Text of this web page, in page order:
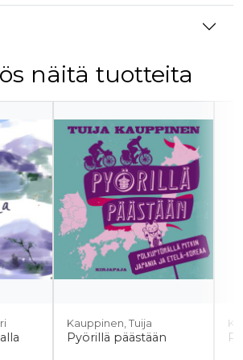
näitä tuotteita
Kauppinen, Tuija
Pyörillä päästään